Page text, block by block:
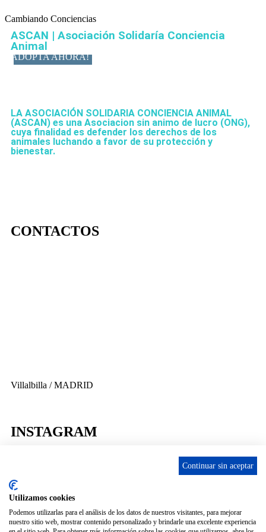
Cambiando Conciencias
ASCAN | Asociación Solidaría Conciencia
Animal
ADOPTA AHORA!
LA ASOCIACIÓN SOLIDARIA CONCIENCIA ANIMAL
(ASCAN) es una Asociacion sin animo de lucro (ONG),
cuya finalidad es defender los derechos de los
animales luchando a favor de su protección y
bienestar.
CONTACTOS
Villalbilla / MADRID
INSTAGRAM
ENLACES
Contacta
Continuar sin aceptar
Utilizamos cookies
Podemos utilizarlas para el análisis de los datos de nuestros visitantes, para mejorar
nuestro sitio web, mostrar contenido personalizado y brindarle una excelente experiencia